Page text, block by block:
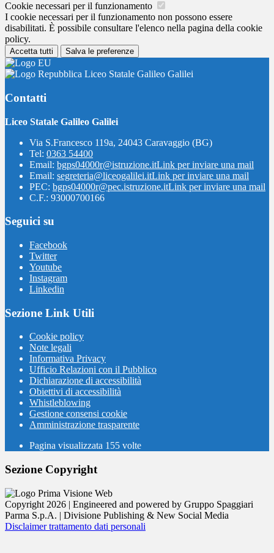
Cookie necessari per il funzionamento
I cookie necessari per il funzionamento non possono essere
disabilitati. È possibile consultare l'elenco nella pagina della cookie
policy.
Accetta tutti Salva le preferenze
Liceo Statale Galileo Galilei
Contatti
Liceo Statale Galileo Galilei
Via S.Francesco 119a, 24043 Caravaggio (BG)
Tel: 0363 54400
Email: bgps04000r@istruzione.itLink per inviare una mail
Email: segreteria@liceogalilei.itLink per inviare una mail
PEC: bgps04000r@pec.istruzione.itLink per inviare una mail
C.F.: 93000700166
Seguici su
Facebook
Twitter
Youtube
Instagram
Linkedin
Sezione Link Utili
Cookie policy
Note legali
Informativa Privacy
Ufficio Relazioni con il Pubblico
Dichiarazione di accessibilità
Obiettivi di accessibilità
Whistleblowing
Gestione consensi cookie
Amministrazione trasparente
Pagina visualizzata 155 volte
Sezione Copyright
Copyright 2026 | Engineered and powered by Gruppo Spaggiari
Parma S.p.A. | Divisione Publishing & New Social Media
Disclaimer trattamento dati personali